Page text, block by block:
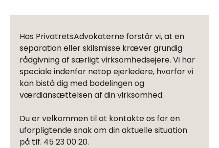
Hos PrivatretsAdvokaterne forstår vi, at en
separation eller skilsmisse kræver grundig
rådgivning af særligt virksomhedsejere. Vi har
speciale indenfor netop ejerledere, hvorfor vi
kan bistå dig med bodelingen og
værdiansættelsen af din virksomhed.
Du er velkommen til at kontakte os for en
uforpligtende snak om din aktuelle situation
på tlf. 45 23 00 20.